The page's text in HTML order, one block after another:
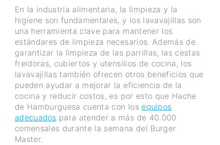
En la industria alimentaria, la limpieza y la
higiene son fundamentales, y los lavavajillas son
una herramienta clave para mantener los
estándares de limpieza necesarios. Además de
garantizar la limpieza de las parrillas, las cestas
freidoras, cubiertos y utensilios de cocina, los
lavavajillas también ofrecen otros beneficios que
pueden ayudar a mejorar la eficiencia de la
cocina y reducir costos, es por esto que Hache
de Hamburguesa cuenta con los equipos
adecuados para atender a más de 40.000
comensales durante la semana del Burger
Master.